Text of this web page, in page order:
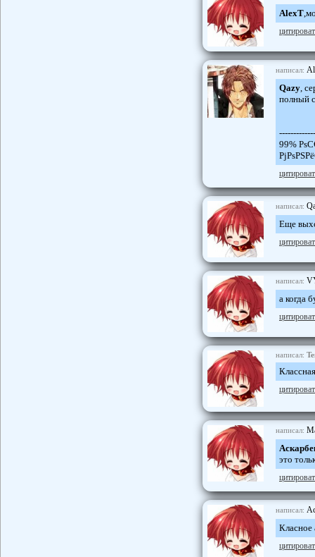
AlexT
написал:
Qazy,
полный
99%
написал:
Еще
написал:
а когда
написал:
написал:
это
написал:
Класное